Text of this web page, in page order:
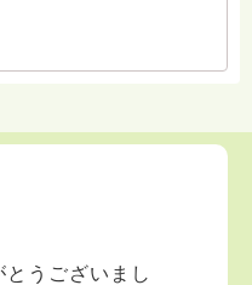
うございまし